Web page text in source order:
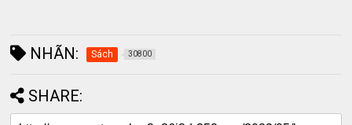
NHÃN: Sách 30800
SHARE: